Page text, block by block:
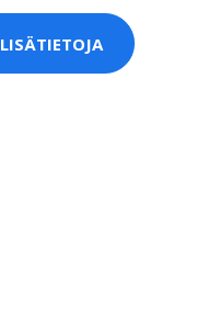
LISÄTIETOJA